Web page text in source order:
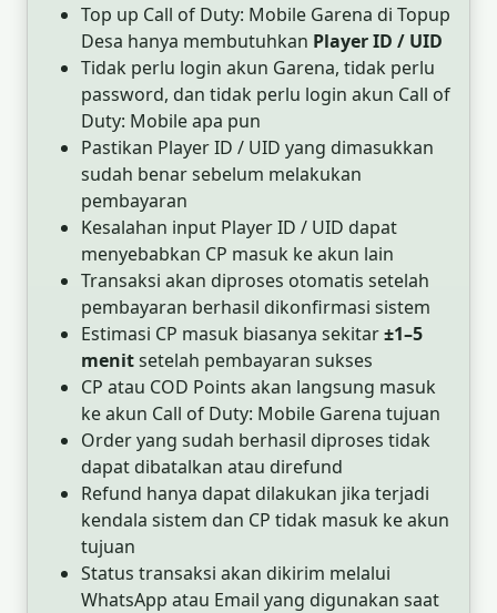
Top up Call of Duty: Mobile Garena di Topup
Desa hanya membutuhkan Player ID / UID
Tidak perlu login akun Garena, tidak perlu
password, dan tidak perlu login akun Call of
Duty: Mobile apa pun
Pastikan Player ID / UID yang dimasukkan
sudah benar sebelum melakukan
pembayaran
Kesalahan input Player ID / UID dapat
menyebabkan CP masuk ke akun lain
Transaksi akan diproses otomatis setelah
pembayaran berhasil dikonfirmasi sistem
Estimasi CP masuk biasanya sekitar±1–5
menitsetelah pembayaran sukses
CP atau COD Points akan langsung masuk
ke akun Call of Duty: Mobile Garena tujuan
Order yang sudah berhasil diproses tidak
dapat dibatalkan atau direfund
Refund hanya dapat dilakukan jika terjadi
kendala sistem dan CP tidak masuk ke akun
tujuan
Status transaksi akan dikirim melalui
WhatsApp atau Email yang digunakan saat